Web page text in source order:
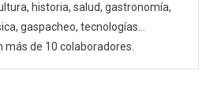
historia, salud, gastronomía,
gaspacheo, tecnologías…
más de 10 colaboradores.